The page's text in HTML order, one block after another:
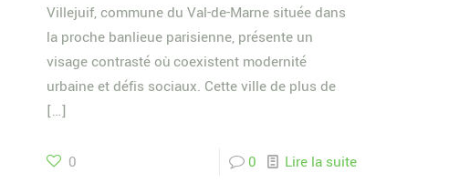
Villejuif, commune du Val-de-Marne située dans
la proche banlieue parisienne, présente un
visage contrasté où coexistent modernité
urbaine et défis sociaux. Cette ville de plus de
[…]
0 0 Lire la suite